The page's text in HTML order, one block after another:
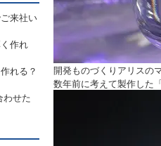
開発ものづくりアリスの
数年前に考えて製作した
来社い
作れ
れる？
わせた